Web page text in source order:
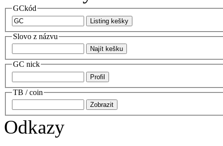
GCkód
Slovo z názvu
GC nick
TB / coin
Odkazy